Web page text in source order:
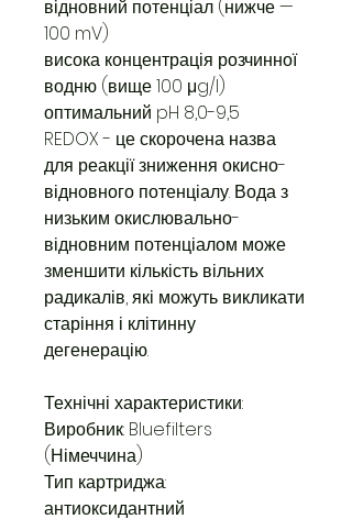
відновний потенціал (нижче —
100 mV)
висока концентрація розчинної
водню (вище 100 μg/l)
оптимальний pH 8,0-9,5
REDOX - це скорочена назва
для реакції зниження окисно-
відновного потенціалу. Вода з
низьким окислювально-
відновним потенціалом може
зменшити кількість вільних
радикалів, які можуть викликати
старіння і клітинну
дегенерацію.
Технічні характеристики:
Виробник: Bluefilters
(Німеччина)
Тип картриджа:
антиоксидантний